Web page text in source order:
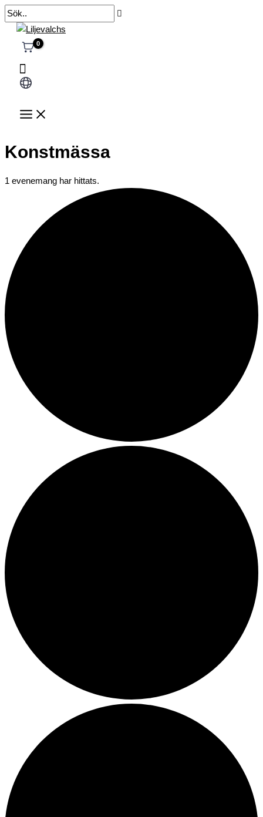
Hoppa
till
Sök..
Välj
språk
Konstmässa
1 evenemang har hittats.